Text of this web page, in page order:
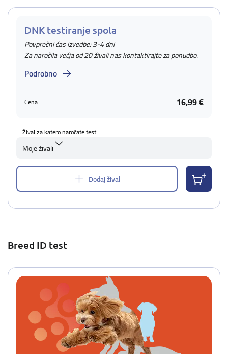
DNK testiranje spola
Povprečni čas izvedbe: 3-4 dni
Za naročila večja od 20 živali nas kontaktirajte za ponudbo.
Podrobno
Cena: 16,99 €
Žival za katero naročate test
Moje živali
Dodaj žival
Breed ID test